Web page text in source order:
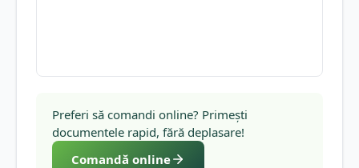
Preferi să comandi online? Primești
documentele rapid, fără deplasare!
Comandă online